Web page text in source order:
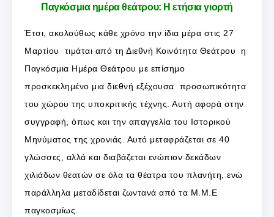
Παγκόσμια ημέρα θεάτρου: Η ετήσια γιορτή
Έτσι, ακολούθως κάθε χρόνο την ίδια μέρα στις 27
Μαρτίου τιμάται από τη Διεθνή Κοινότητα Θεάτρου η
Παγκόσμια Ημέρα Θεάτρου με επίσημο
προσκεκλημένο μια διεθνή εξέχουσα προσωπικότητα
του χώρου της υποκριτικής τέχνης. Αυτή αφορά στην
συγγραφή, όπως και την απαγγελία του Ιστορικού
Μηνύματος της χρονιάς. Αυτό μεταφράζεται σε 40
γλώσσες, αλλά και διαβάζεται ενώπιον δεκάδων
χιλιάδων θεατών σε όλα τα θέατρα του πλανήτη, ενώ
παράλληλα μεταδίδεται ζωντανά από τα Μ.Μ.Ε
παγκοσμίως.